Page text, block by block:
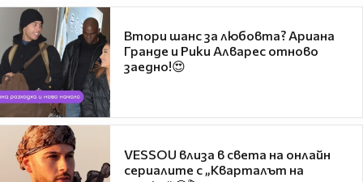
Втори шанс за любовта? Ариана
Гранде и Рики Алварес отново
заедно!😍
VESSOU влиза в света на онлайн
сериалите с „Кварталът на